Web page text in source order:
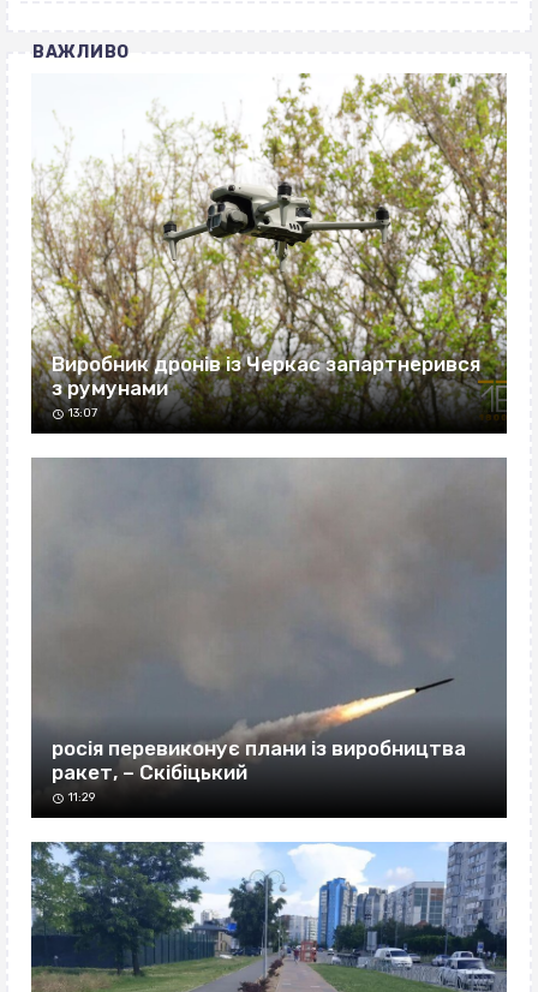
ВАЖЛИВО
Виробник дронів із Черкас запартнерився
з румунами
13:07
росія перевиконує плани із виробництва
ракет, – Скібіцький
11:29